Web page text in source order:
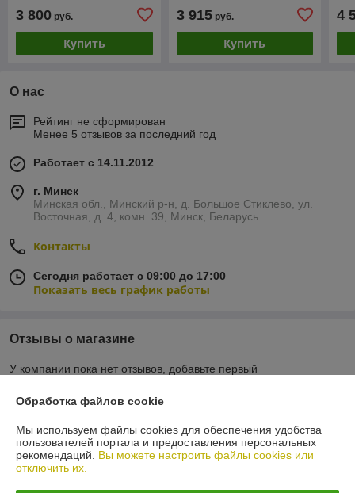
315мм)
3 800 руб.
Купить
3 915руб.
Купить
4
О нас
Рейтинг не сформирован
Менее 5 отзывов за последний год
Работает с 14.11.2012
г. Минск
Минская обл., Минский р-н, д. Большое Стиклево, ул.
Восточная, д. 4, комн. 39, Минск, Беларусь
Контакты
Сегодня работает с 09:00 до 17:00
Показать весь график работы
Отзывы о магазине
У компании пока нет отзывов, добавьте первый
Контакты
Доставка и оплата
Обработка файлов cookie
Мы используем файлы cookies для обеспечения удобства
пользователей портала и предоставления персональных
рекомендаций. Вы можете настроить файлы cookies или
отключить их.